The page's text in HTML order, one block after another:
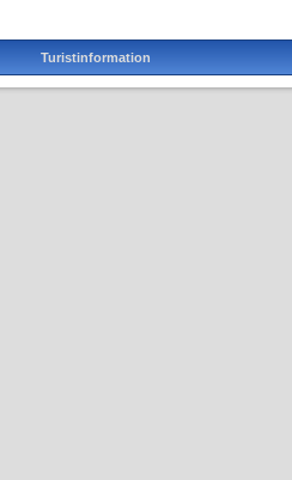
Turistinformation